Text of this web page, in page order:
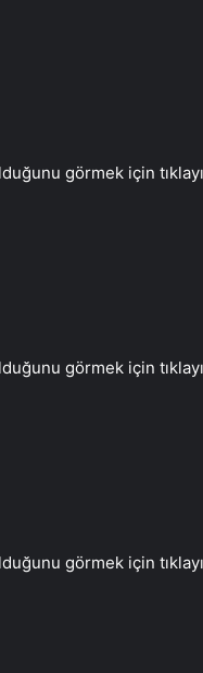
görmek için
görmek için
görmek için